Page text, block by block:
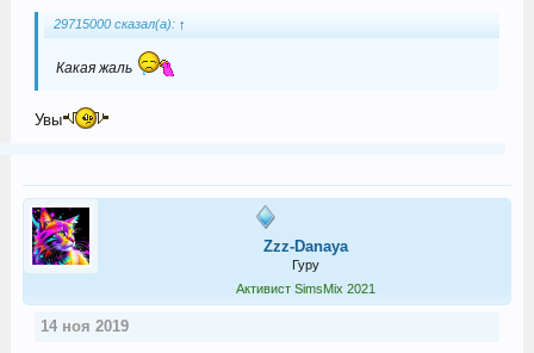
29715000 сказал(а): ↑
Какая жаль
Увы
Zzz-Danaya
Гуру
Активист SimsMix 2021
14 ноя 2019